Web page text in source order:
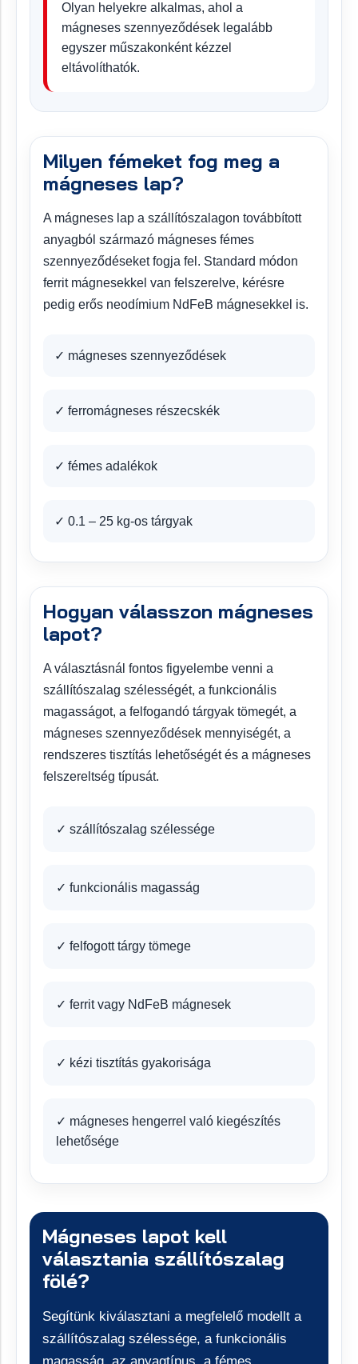
Olyan helyekre alkalmas, ahol a
mágneses szennyeződések legalább
egyszer műszakonként kézzel
eltávolíthatók.
Milyen fémeket fog meg a
mágneses lap?
A mágneses lap a szállítószalagon továbbított
anyagból származó mágneses fémes
szennyeződéseket fogja fel. Standard módon
ferrit mágnesekkel van felszerelve, kérésre
pedig erős neodímium NdFeB mágnesekkel is.
✓ mágneses szennyeződések
✓ ferromágneses részecskék
✓ fémes adalékok
✓ 0.1 – 25 kg-os tárgyak
Hogyan válasszon mágneses
lapot?
A választásnál fontos figyelembe venni a
szállítószalag szélességét, a funkcionális
magasságot, a felfogandó tárgyak tömegét, a
mágneses szennyeződések mennyiségét, a
rendszeres tisztítás lehetőségét és a mágneses
felszereltség típusát.
✓ szállítószalag szélessége
✓ funkcionális magasság
✓ felfogott tárgy tömege
✓ ferrit vagy NdFeB mágnesek
✓ kézi tisztítás gyakorisága
✓ mágneses hengerrel való kiegészítés
lehetősége
Mágneses lapot kell
választania szállítószalag
fölé?
Segítünk kiválasztani a megfelelő modellt a
szállítószalag szélessége, a funkcionális